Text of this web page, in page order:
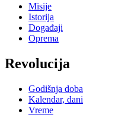
Misije
Istorija
Događaji
Oprema
Revolucija
Godišnja doba
Kalendar, dani
Vreme